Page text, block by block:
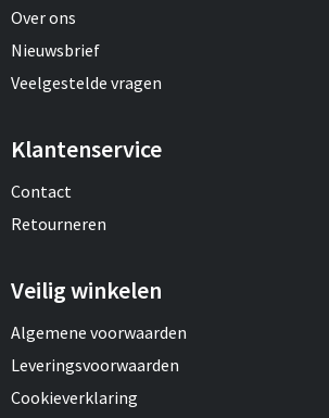
Aanstekers
Sporttassen
Reistassensets
Draagtassen
Papieren tassen
Over ons
Nieuwsbrief
Veelgestelde vragen
Klantenservice
Contact
Retourneren
Veilig winkelen
Algemene voorwaarden
Leveringsvoorwaarden
Cookieverklaring